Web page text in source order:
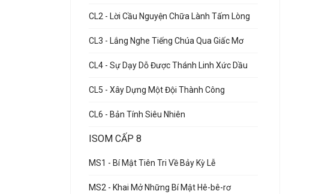
CL2 - Lời Cầu Nguyện Chữa Lành Tấm Lòng
CL3 - Lắng Nghe Tiếng Chúa Qua Giấc Mơ
CL4 - Sự Dạy Dỗ Được Thánh Linh Xức Dầu
CL5 - Xây Dựng Một Đội Thành Công
CL6 - Bản Tính Siêu Nhiên
ISOM CẤP 8
MS1 - Bí Mật Tiên Tri Về Bảy Kỳ Lễ
MS2 - Khai Mở Những Bí Mật Hê-bê-rơ